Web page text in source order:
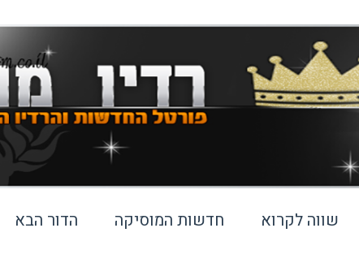
שווה לקרוא חדשות המוסיקה הדור הבא